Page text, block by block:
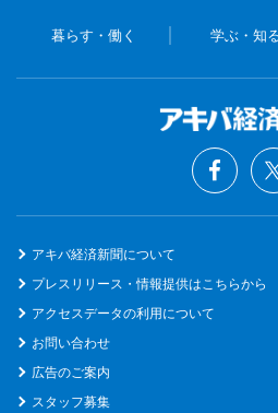
暮らす・働く 学ぶ・知
アキバ経済新聞について
プレスリリース・情報提供はこちらから
アクセスデータの利用について
お問い合わせ
広告のご案内
スタッフ募集